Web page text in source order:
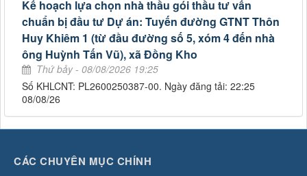
Kế hoạch lựa chọn nhà thầu gói thầu tư vấn
chuẩn bị đầu tư Dự án: Tuyến đường GTNT Thôn
Huy Khiêm 1 (từ đầu đường số 5, xóm 4 đến nhà
ông Huỳnh Tấn Vũ), xã Đồng Kho
Thứ bảy - 08/08/2026 19:25
Số KHLCNT: PL2600250387-00. Ngày đăng tải: 22:25
08/08/26
CÁC CHUYÊN MỤC CHÍNH